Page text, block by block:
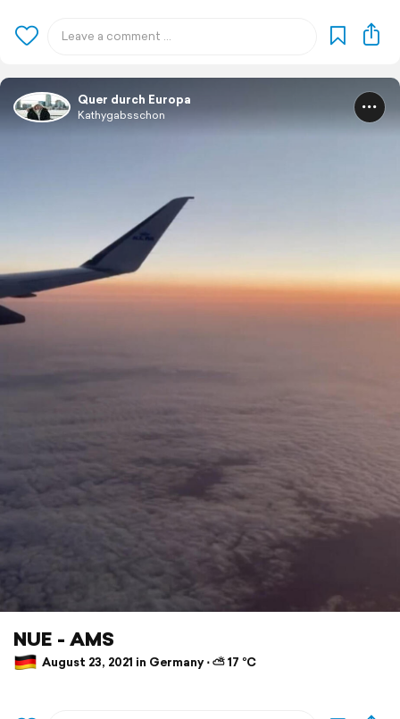
Quer durch Europa
Kathygabsschon
NUE - AMS
August 23, 2021 in Germany ⋅ ⛅ 17 °C